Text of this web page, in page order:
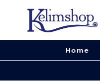
Home